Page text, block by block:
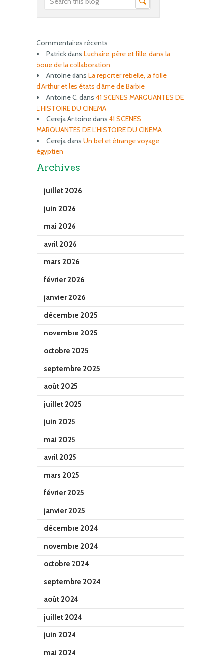
Commentaires récents
Patrickdans Luchaire, père et fille, dans la
boue de la collaboration
Antoinedans La reporter rebelle, la folie
d’Arthur et les états d’âme de Barbie
Antoine C. dans 41 SCENES MARQUANTES DE
L’HISTOIRE DU CINEMA
Cereja Antoinedans 41 SCENES
MARQUANTES DE L’HISTOIRE DU CINEMA
Cerejadans Un bel et étrange voyage
égyptien
Archives
juillet 2026
juin 2026
mai 2026
avril 2026
mars 2026
février 2026
janvier 2026
décembre 2025
novembre 2025
octobre 2025
septembre 2025
août 2025
juillet 2025
juin 2025
mai 2025
avril 2025
mars 2025
février 2025
janvier 2025
décembre 2024
novembre 2024
octobre 2024
septembre 2024
août 2024
juillet 2024
juin 2024
mai 2024